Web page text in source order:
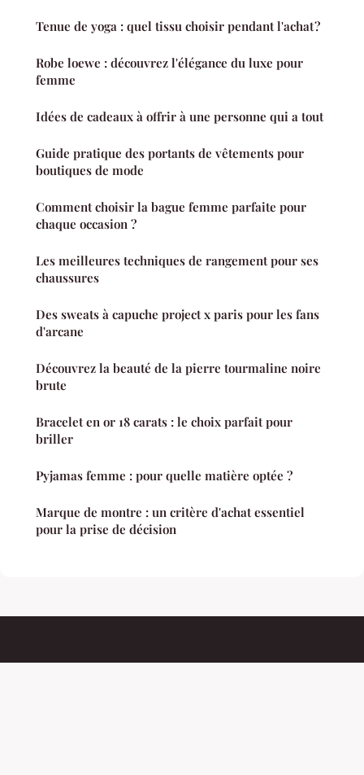
Tenue de yoga : quel tissu choisir pendant l'achat ?
Robe loewe : découvrez l'élégance du luxe pour
femme
Idées de cadeaux à offrir à une personne qui a tout
Guide pratique des portants de vêtements pour
boutiques de mode
Comment choisir la bague femme parfaite pour
chaque occasion ?
Les meilleures techniques de rangement pour ses
chaussures
Des sweats à capuche project x paris pour les fans
d'arcane
Découvrez la beauté de la pierre tourmaline noire
brute
Bracelet en or 18 carats : le choix parfait pour
briller
Pyjamas femme : pour quelle matière optée ?
Marque de montre : un critère d'achat essentiel
pour la prise de décision
Bijounou